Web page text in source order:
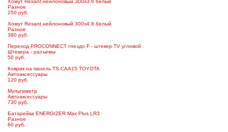
Разное
250 руб.
Хомут Rexant нейлоновый 300х4.8 белый
Разное
380 руб.
Переход PROCONNECT гнездо F - штекер TV угловой
Штекера - разъемы
50 руб.
Коврик на панель TS-CAA15 TOYOTA
Автоаксессуары
120 руб.
Мультиметр
Автоаксессуары
730 руб.
Батарейка ENERGIZER Max Plus LR3
Разное
60 руб.